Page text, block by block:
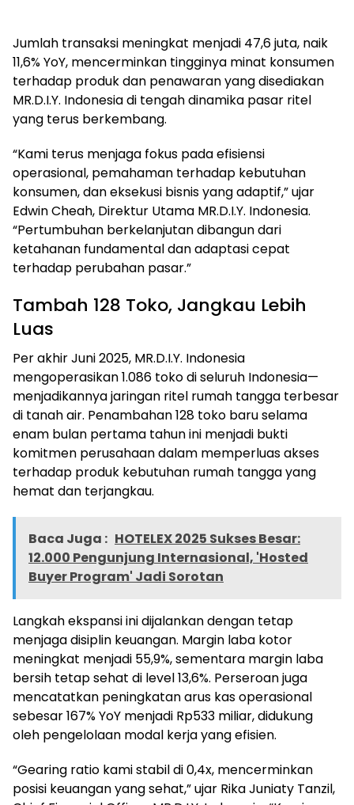
Jumlah transaksi meningkat menjadi 47,6 juta, naik
11,6% YoY, mencerminkan tingginya minat konsumen
terhadap produk dan penawaran yang disediakan
MR.D.I.Y. Indonesia di tengah dinamika pasar ritel
yang terus berkembang.
“Kami terus menjaga fokus pada efisiensi
operasional, pemahaman terhadap kebutuhan
konsumen, dan eksekusi bisnis yang adaptif,” ujar
Edwin Cheah, Direktur Utama MR.D.I.Y. Indonesia.
“Pertumbuhan berkelanjutan dibangun dari
ketahanan fundamental dan adaptasi cepat
terhadap perubahan pasar.”
Tambah 128 Toko, Jangkau Lebih
Luas
Per akhir Juni 2025, MR.D.I.Y. Indonesia
mengoperasikan 1.086 toko di seluruh Indonesia—
menjadikannya jaringan ritel rumah tangga terbesar
di tanah air. Penambahan 128 toko baru selama
enam bulan pertama tahun ini menjadi bukti
komitmen perusahaan dalam memperluas akses
terhadap produk kebutuhan rumah tangga yang
hemat dan terjangkau.
Baca Juga : HOTELEX 2025 Sukses Besar:
12.000 Pengunjung Internasional, 'Hosted
Buyer Program' Jadi Sorotan
Langkah ekspansi ini dijalankan dengan tetap
menjaga disiplin keuangan. Margin laba kotor
meningkat menjadi 55,9%, sementara margin laba
bersih tetap sehat di level 13,6%. Perseroan juga
mencatatkan peningkatan arus kas operasional
sebesar 167% YoY menjadi Rp533 miliar, didukung
oleh pengelolaan modal kerja yang efisien.
“Gearing ratio kami stabil di 0,4x, mencerminkan
posisi keuangan yang sehat,” ujar Rika Juniaty Tanzil,